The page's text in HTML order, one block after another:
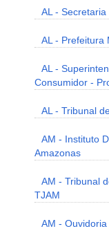
AL -
AL - Prefeitura
AL -
Consumidor -
AL - Tribunal
AM - Instituto
Amazonas
AM - Tribunal
TJAM
AM -